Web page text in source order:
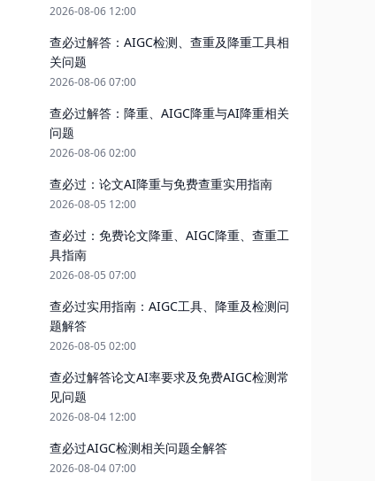
2026-08-06 12:00
查必过解答：AIGC检测、查重及降重工具相
关问题
2026-08-06 07:00
查必过解答：降重、AIGC降重与AI降重相关
问题
2026-08-06 02:00
查必过：论文AI降重与免费查重实用指南
2026-08-05 12:00
查必过：免费论文降重、AIGC降重、查重工
具指南
2026-08-05 07:00
查必过实用指南：AIGC工具、降重及检测问
题解答
2026-08-05 02:00
查必过解答论文AI率要求及免费AIGC检测常
见问题
2026-08-04 12:00
查必过AIGC检测相关问题全解答
2026-08-04 07:00